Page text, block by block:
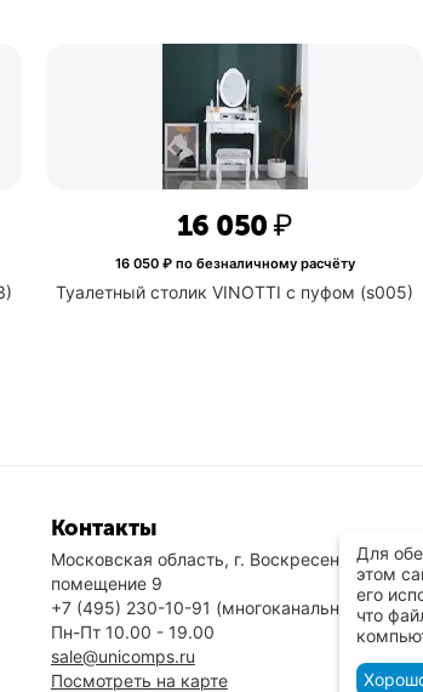
с пуфом (cz23)
расчёту
Туалетный столик VINOTTI
16 050₽ по безналичному
Контакты
Московская область, г. Воскресенск,
помещение 9
+7 (495) 230-10-91 (многоканальный)
Пн-Пт 10.00 - 19.00
sale@unicomps.ru
Посмотреть на карте
Для
этом
его
что